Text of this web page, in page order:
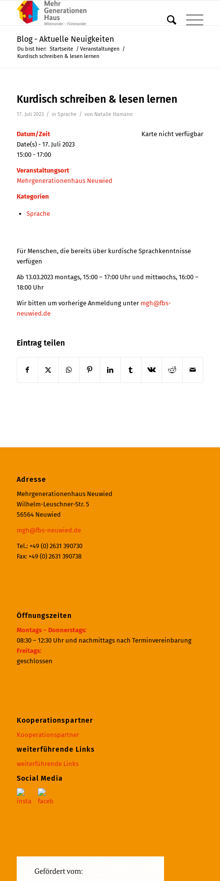
Blog - Aktuelle Neuigkeiten
Du bist hier: Startseite / Veranstaltungen /
Kurdisch schreiben & lesen lernen
Kurdisch schreiben & lesen lernen
17. Juli 2023 / in Sprache / von Natalie Hamann
Karte nicht verfügbar
Datum/Zeit
Date(s) - 17. Juli 2023
15:00 - 17:00
Veranstaltungsort
Mehrgenerationenhaus Neuwied
Kategorien
Sprache
Für Menschen, die bereits über kurdische Sprachkenntnisse
verfügen
Ab 13.03.2023 montags, 15:00 – 17:00 Uhr und mittwochs, 16:00 –
18:00 Uhr
Wir bitten um vorherige Anmeldung unter mgh@fbs-
neuwied.de
Eintrag teilen
Adresse
Mehrgenerationenhaus Neuwied
Wilhelm-Leuschner-Str. 5
56564 Neuwied
mgh@fbs-neuwied.de
Tel.: +49 (0) 2631 390730
Fax: +49 (0) 2631 390738
Öffnungszeiten
Montags – Donnerstags:
08:30 – 12:30 Uhr und nachmittags nach Terminvereinbarung
Freitags:
geschlossen
Kooperationspartner
Kooperationspartner
weiterführende Links
weiterführende Links
Social Media